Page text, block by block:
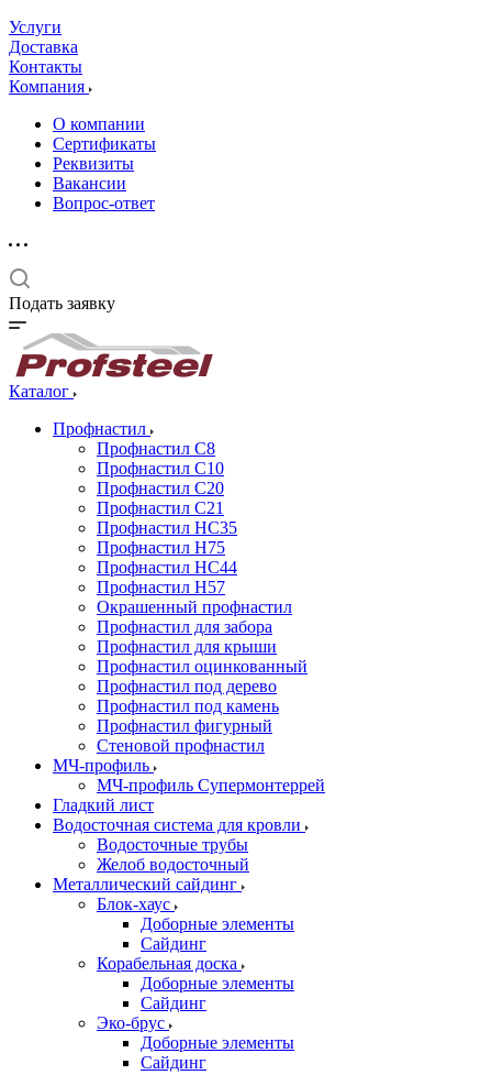
Услуги
Доставка
Контакты
Компания
О компании
Сертификаты
Реквизиты
Вакансии
Вопрос-ответ
Подать заявку
Каталог
Профнастил
Профнастил С8
Профнастил С10
Профнастил С20
Профнастил С21
Профнастил НС35
Профнастил Н75
Профнастил HC44
Профнастил Н57
Окрашенный профнастил
Профнастил для забора
Профнастил для крыши
Профнастил оцинкованный
Профнастил под дерево
Профнастил под камень
Профнастил фигурный
Стеновой профнастил
МЧ-профиль
МЧ-профиль Супермонтеррей
Гладкий лист
Водосточная система для кровли
Водосточные трубы
Желоб водосточный
Металлический сайдинг
Блок-хаус
Доборные элементы
Сайдинг
Корабельная доска
Доборные элементы
Сайдинг
Эко-брус
Доборные элементы
Сайдинг